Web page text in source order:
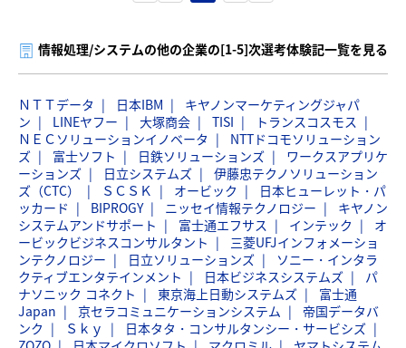
情報処理/システムの他の企業の[1-5]次選考体験記一覧を見る
ＮＴＴデータ 日本IBM
キヤノンマーケティングジャパ
ン
LINEヤフー 大塚商会 TISI
トランスコスモス
ＮＥＣソリューションイノベータ
NTTドコモソリューション
ズ
富士ソフト 日鉄ソリューションズ
ワークスアプリケ
ーションズ
日立システムズ
伊藤忠テクノソリューション
ズ（CTC）
ＳＣＳＫ オービック
日本ヒューレット・パ
ッカード
BIPROGY ニッセイ情報テクノロジー
キヤノン
システムアンドサポート
富士通エフサス インテック
オ
ービックビジネスコンサルタント
三菱UFJインフォメーショ
ンテクノロジー
日立ソリューションズ
ソニー・インタラ
クティブエンタテインメント
日本ビジネスシステムズ
パ
ナソニック コネクト
東京海上日動システムズ
富士通
Japan
京セラコミュニケーションシステム
帝国データバ
ンク
Ｓｋｙ
日本タタ・コンサルタンシー・サービシズ